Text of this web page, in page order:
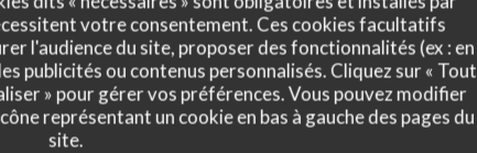
votre consentement. Ces cookies facultatifs
l'audience du site, proposer des fonctionnalités (ex : en
publicités ou contenus personnalisés. Cliquez sur « Tout
» pour gérer vos préférences. Vous pouvez modifier
représentant un cookie en bas à gauche des pages du
site.